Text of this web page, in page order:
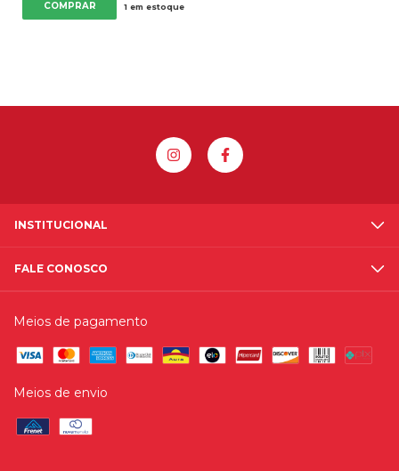
1em estoque
INSTITUCIONAL
FALE CONOSCO
Meios de pagamento
Meios de envio